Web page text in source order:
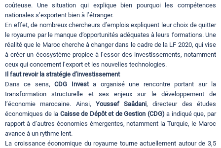
coûteuse. Une situation qui explique bien pourquoi les compétences
nationales s’exportent bien à l’étranger.
En effet, de nombreux chercheurs d’emplois expliquent leur choix de quitter
le royaume par le manque d’opportunités adéquates à leurs formations. Une
réalité que le Maroc cherche à changer dans le cadre de la LF 2020, qui vise
à créer un écosystème propice à l’essor des investissements, notamment
ceux qui concernent l’export et les nouvelles technologies.
Il faut revoir la stratégie d’investissement
Dans ce sens,CDG Investa organisé une rencontre portant sur la
transformation structurelle et ses enjeux sur le développement de
l’économie marocaine. Ainsi, Youssef Saâdani, directeur des études
économiques de la Caisse de Dépôt et de Gestion (CDG) a indiqué que, par
rapport à d’autres économies émergentes, notamment la Turquie, le Maroc
avance à un rythme lent.
La croissance économique du royaume tourne actuellement autour de 3,5